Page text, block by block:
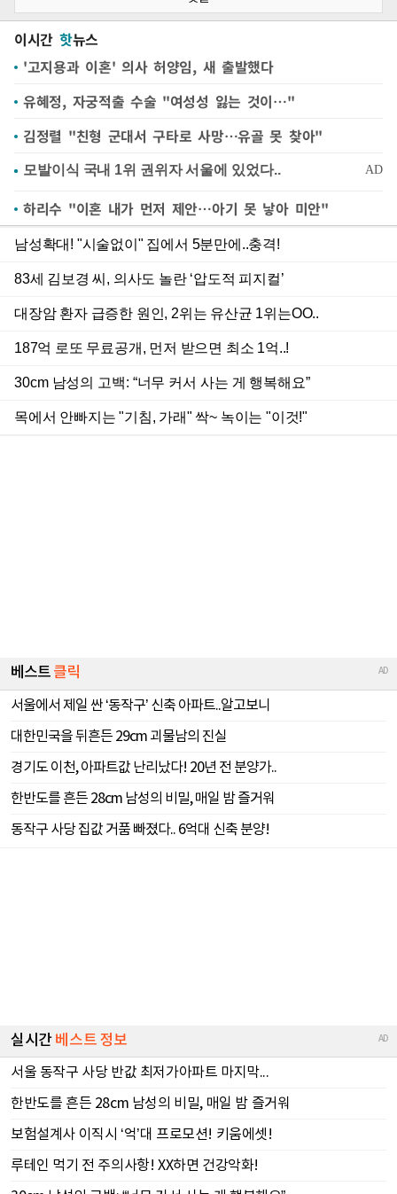
이시간 핫뉴스
'고지용과 이혼' 의사 허양임, 새 출발했다
유혜정, 자궁적출 수술 "여성성 잃는 것이…"
김정렬 "친형 군대서 구타로 사망…유골 못 찾아"
하리수 "이혼 내가 먼저 제안…아기 못 낳아 미안"